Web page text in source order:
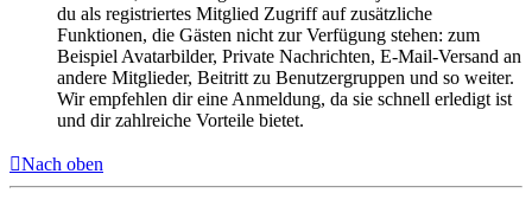
du als registriertes Mitglied Zugriff auf zusätzliche
Funktionen, die Gästen nicht zur Verfügung stehen: zum
Beispiel Avatarbilder, Private Nachrichten, E-Mail-Versand an
andere Mitglieder, Beitritt zu Benutzergruppen und so weiter.
Wir empfehlen dir eine Anmeldung, da sie schnell erledigt ist
und dir zahlreiche Vorteile bietet.
Nach oben